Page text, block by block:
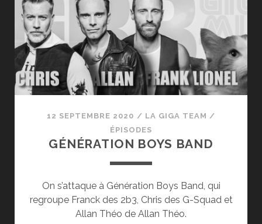
12 SEPTEMBRE 2020 / LA GIGA TEAM /
ÉPISODES
GÉNÉRATION BOYS BAND
On s’attaque à Génération Boys Band, qui
regroupe Franck des 2b3, Chris des G-Squad et
Allan Théo de Allan Théo.